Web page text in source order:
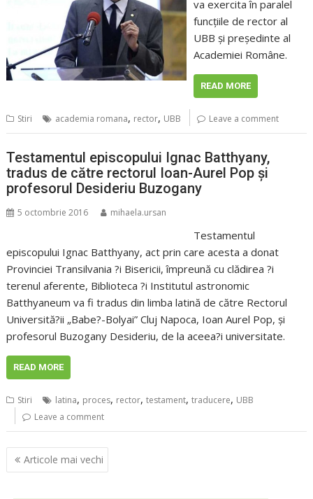
va exercita în paralel
funcţiile de rector al
UBB şi preşedinte al
Academiei Române.
READ MORE
Stiri academia romana, rector, UBB Leave a comment
Testamentul episcopului Ignac Batthyany,
tradus de către rectorul Ioan-Aurel Pop şi
profesorul Desideriu Buzogany
5 octombrie 2016 mihaela.ursan
Testamentul
episcopului Ignac Batthyany, act prin care acesta a donat
Provinciei Transilvania ?i Bisericii, împreună cu clădirea ?i
terenul aferente, Biblioteca ?i Institutul astronomic
Batthyaneum va fi tradus din limba latină de către Rectorul
Universită?ii „Babe?-Bolyai” Cluj Napoca, Ioan Aurel Pop, şi
profesorul Buzogany Desideriu, de la aceea?i universitate.
READ MORE
Stiri latina, proces, rector,testament,traducere, UBB
Leave a comment
Navigare
în
Articole mai vechi